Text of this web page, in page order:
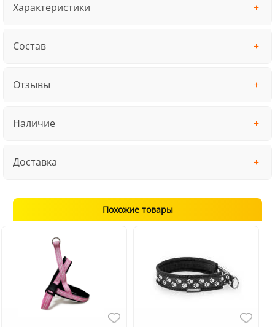
Характеристики
Состав
Отзывы
Наличие
Доставка
Похожие товары